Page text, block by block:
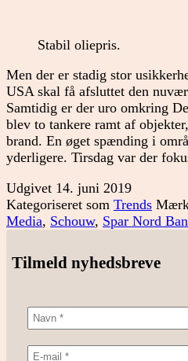
Stabil oliepris.
Men der er stadig stor
USA skal få afsluttet den
Samtidig er der uro omkring
blev to tankere ramt af
brand. En øget spænding i
yderligere. Tirsdag var der
Udgivet 14. juni 2019
Kategoriseret som Trends
Media, Schouw, Spar Nord
Tilmeld nyhedsbreve